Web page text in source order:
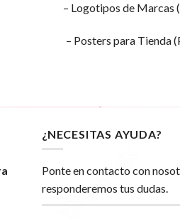
– Logotipos de Marcas
– Posters para Tienda
¿NECESITAS AYUDA?
Ponte en contacto con
responderemos tus dudas.